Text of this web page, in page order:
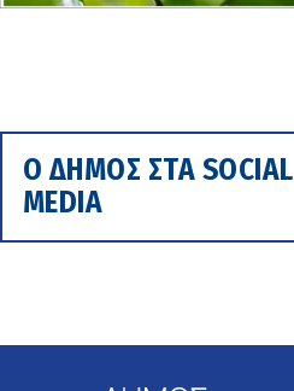
Ο ΔΗΜΟΣ ΣΤΑ SOCIAL
MEDIA